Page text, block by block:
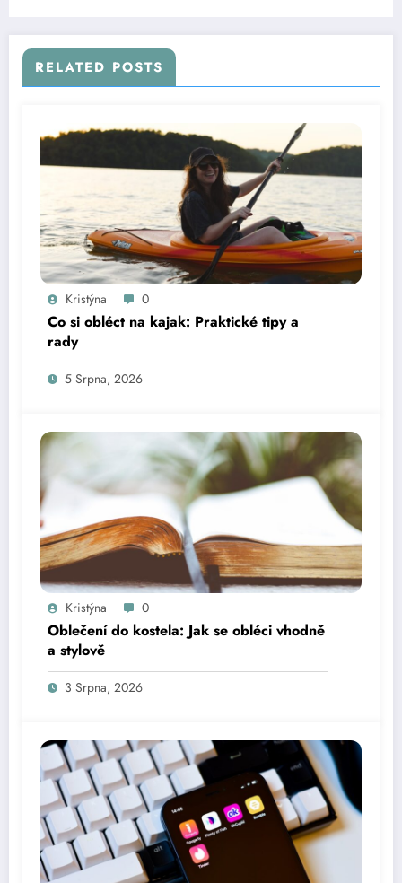
RELATED POSTS
Kristýna 0
Co si obléct na kajak: Praktické tipy a
rady
5 Srpna, 2026
Kristýna 0
Oblečení do kostela: Jak se obléci vhodně
a stylově
3 Srpna, 2026